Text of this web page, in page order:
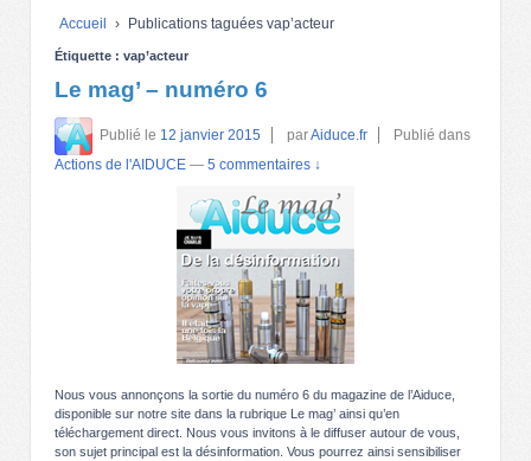
Accueil › Publications taguées vap’acteur
Étiquette : vap’acteur
Le mag’ – numéro 6
Publié le 12 janvier 2015 parAiduce.fr
Publié dans
Actions de l'AIDUCE — 5 commentaires ↓
Nous vous annonçons la sortie du numéro 6 du magazine de l’Aiduce,
disponible sur notre site dans la rubrique Le mag’ ainsi qu’en
téléchargement direct. Nous vous invitons à le diffuser autour de vous,
son sujet principal est la désinformation. Vous pourrez ainsi sensibiliser